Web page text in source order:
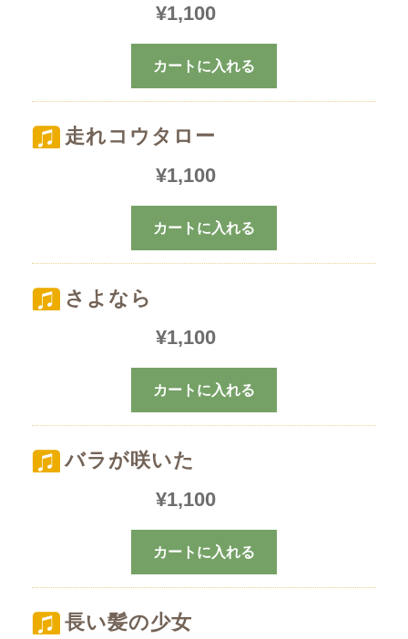
¥1,100
カートに入れる
走れコウタロー
¥1,100
カートに入れる
さよなら
¥1,100
カートに入れる
バラが咲いた
¥1,100
カートに入れる
長い髪の少女